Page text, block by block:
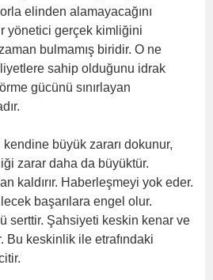
elinden alamayacağını
yönetici gerçek kimliğini
bulmamış biridir. O ne
sahip olduğunu idrak
gücünü sınırlayan
büyük zararı dokunur,
zarar daha da büyüktür.
kaldırır. Haberleşmeyi yok eder.
başarılara engel olur.
serttir. Şahsiyeti keskin kenar ve
Bu keskinlik ile etrafındaki